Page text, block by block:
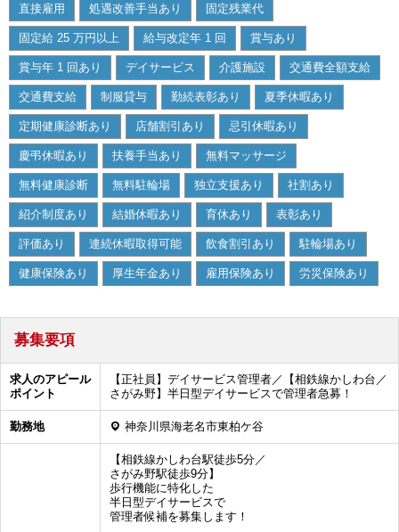
直接雇用 処遇改善手当あり 固定残業代
固定給 25 万円以上 給与改定年 1 回 賞与あり
賞与年 1 回あり デイサービス 介護施設 交通費全額支給
交通費支給 制服貸与 勤続表彰あり 夏季休暇あり
定期健康診断あり 店舗割引あり 忌引休暇あり
慶弔休暇あり 扶養手当あり 無料マッサージ
無料健康診断 無料駐輪場 独立支援あり 社割あり
紹介制度あり 結婚休暇あり 育休あり 表彰あり
評価あり 連続休暇取得可能 飲食割引あり 駐輪場あり
健康保険あり 厚生年金あり 雇用保険あり 労災保険あり
募集要項
求人のアピール
ポイント
【正社員】デイサービス管理者／【相鉄線かしわ台／
さがみ野】半日型デイサービスで管理者急募！
勤務地 神奈川県海老名市東柏ケ谷
【相鉄線かしわ台駅徒歩5分／
さがみ野駅徒歩9分】
歩行機能に特化した
半日型デイサービスで
管理者候補を募集します！